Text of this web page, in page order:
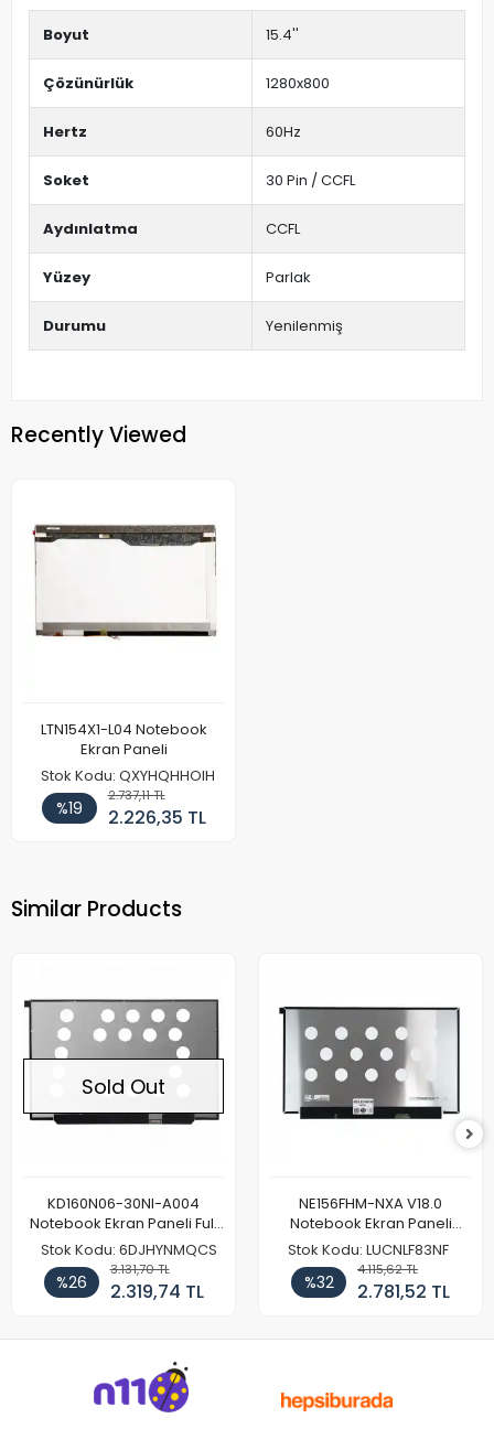
Boyut 15.4''
Çözünürlük 1280x800
Hertz 60Hz
Soket 30 Pin / CCFL
Aydınlatma CCFL
Yüzey Parlak
Durumu Yenilenmiş
Recently Viewed
LTN154X1-L04 Notebook
Ekran Paneli
Stok Kodu: QXYHQHHOIH
%19
2.737,11 TL
2.226,35 TL
Similar Products
Sold Out
KD160N06-30NI-A004
Notebook Ekran Paneli Full
HD
Stok Kodu: 6DJHYNMQCS
%26
3.131,70 TL
2.319,74 TL
NE156FHM-NXA V18.0
Notebook Ekran Paneli
144Hz
Stok Kodu: LUCNLF83NF
%32
4.115,62 TL
2.781,52 TL